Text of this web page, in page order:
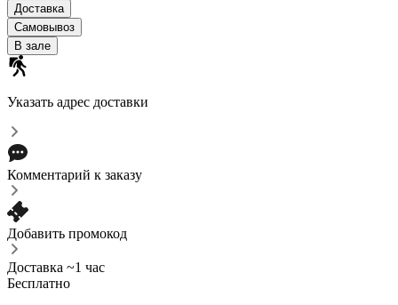
Доставка
Самовывоз
В зале
Указать адрес доставки
Комментарий к заказу
Добавить промокод
Доставка ~1 час
Бесплатно